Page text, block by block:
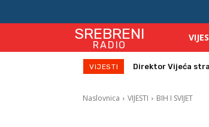
SREBRENI
RADIO
VIJESTI Direktor Vijeća
Zbog velikih
Naslovnica VIJESTI BIH I SVIJET